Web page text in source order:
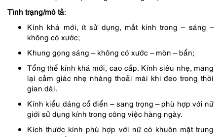
Tình trạng/mô tả:
Kính khá mới, ít sử dụng, mắt kính trong – sáng –
không có xước;
Khung gọng sáng – không có xước – mòn – bẩn;
Tổng thể kính khá mới, cao cấp. Kính siêu nhẹ, mang
lại cảm giác nhẹ nhàng thoải mái khi đeo trong thời
gian dài.
Kính kiểu dáng cổ điển – sang trọng – phù hợp với nữ
giới sử dụng kính trong công việc hàng ngày.
Kích thước kính phù hợp với nữ có khuôn mặt trung